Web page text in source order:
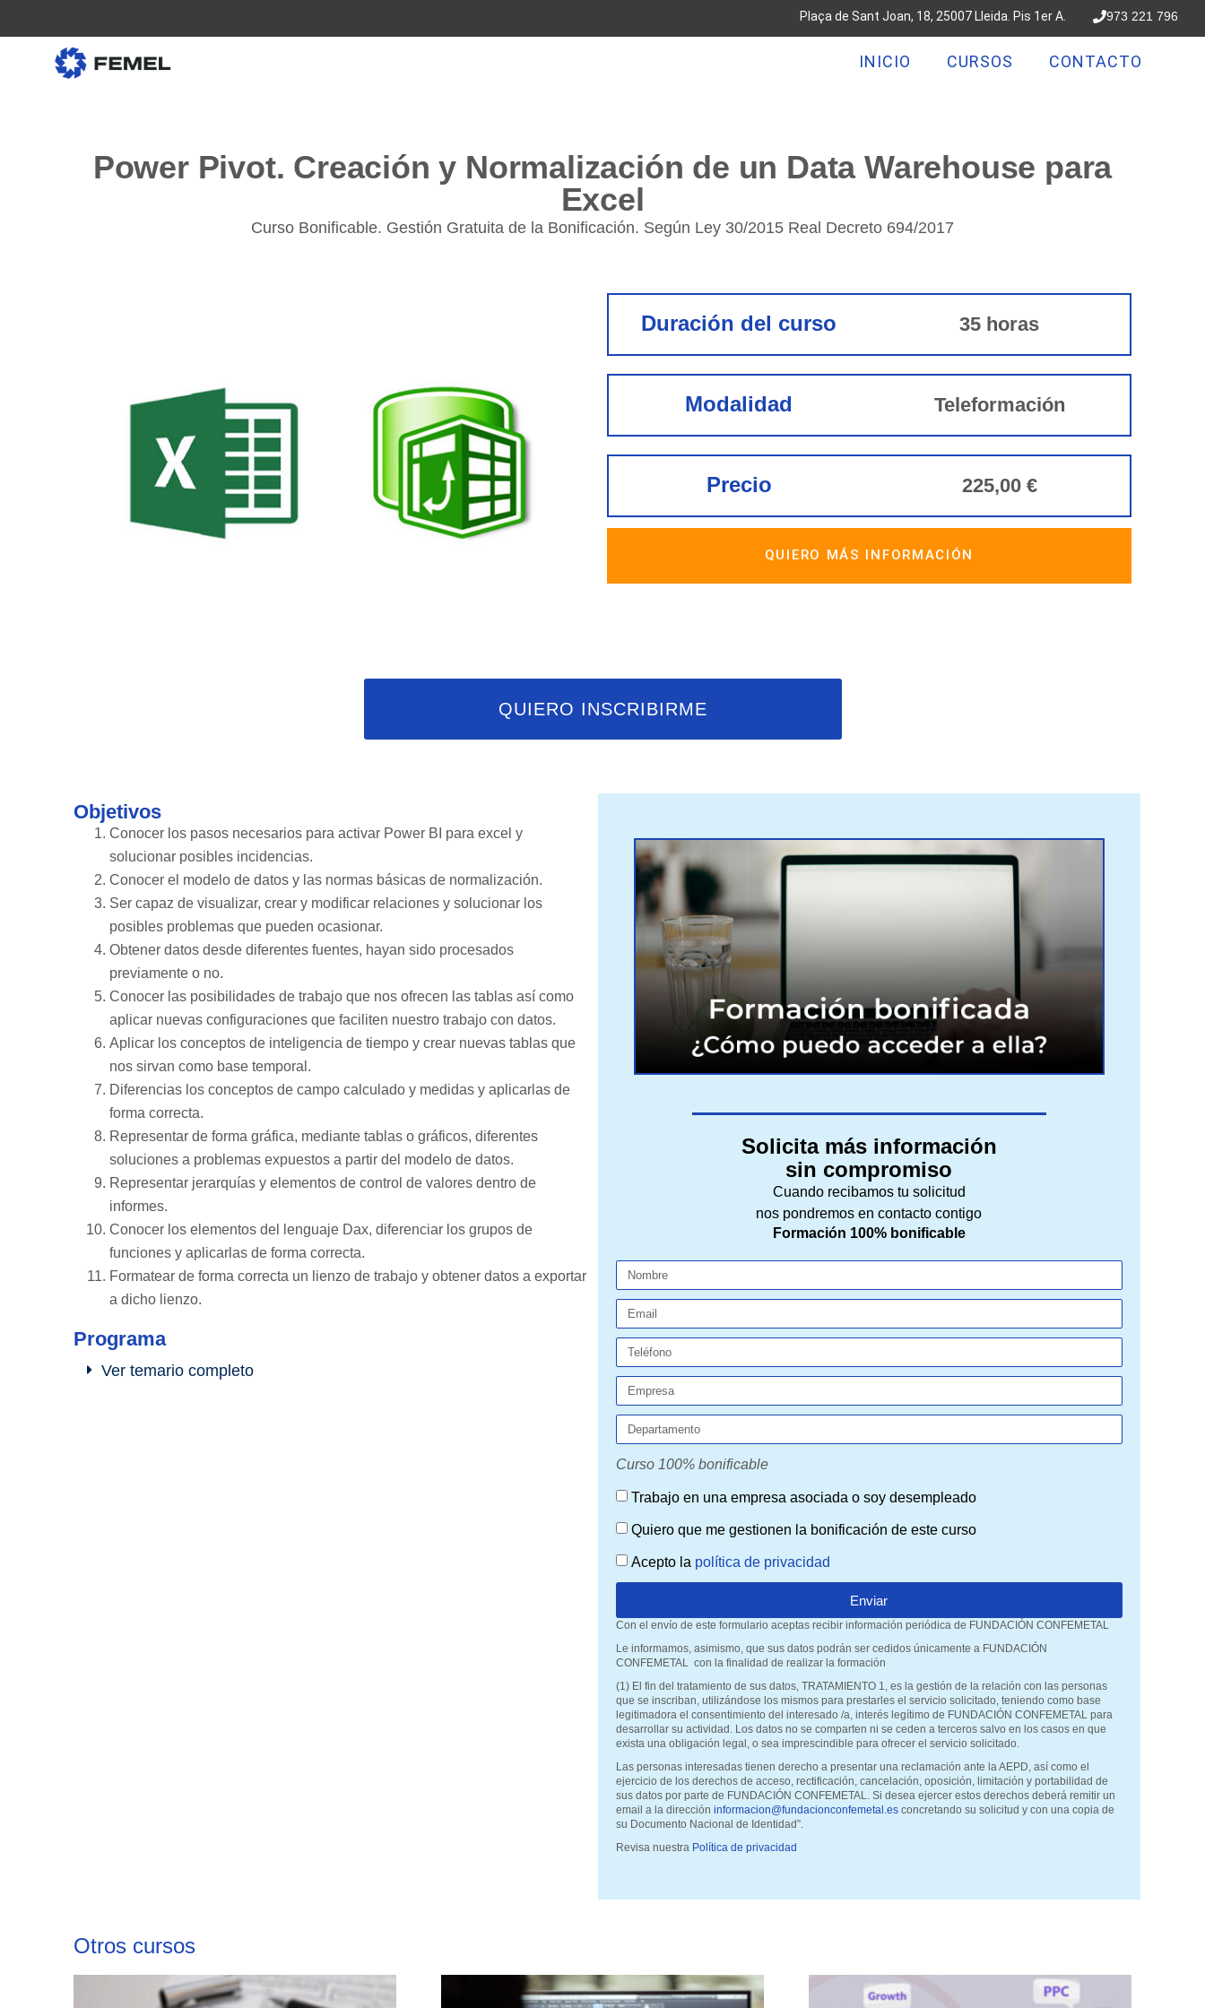
973 221 796
Plaça de Sant Joan, 18, 25007 Lleida. Pis 1er A.
INICIO CURSOS CONTACTO
Power Pivot. Creación y Normalización de un Data Warehouse para
Excel
Curso Bonificable. Gestión Gratuita de la Bonificación. Según Ley 30/2015 Real Decreto 694/2017
Duración del curso 35 horas
Modalidad Teleformación
Precio 225,00 €
QUIERO MÁS INFORMACIÓN
QUIERO INSCRIBIRME
Objetivos
Conocer los pasos necesarios para activar Power BI para excel y
solucionar posibles incidencias.
Conocer el modelo de datos y las normas básicas de normalización.
Ser capaz de visualizar, crear y modificar relaciones y solucionar los
posibles problemas que pueden ocasionar.
Obtener datos desde diferentes fuentes, hayan sido procesados
previamente o no.
Conocer las posibilidades de trabajo que nos ofrecen las tablas así­ como
aplicar nuevas configuraciones que faciliten nuestro trabajo con datos.
Aplicar los conceptos de inteligencia de tiempo y crear nuevas tablas que
nos sirvan como base temporal.
Diferencias los conceptos de campo calculado y medidas y aplicarlas de
forma correcta.
Representar de forma gráfica, mediante tablas o gráficos, diferentes
soluciones a problemas expuestos a partir del modelo de datos.
Representar jerarquí­as y elementos de control de valores dentro de
informes.
Conocer los elementos del lenguaje Dax, diferenciar los grupos de
funciones y aplicarlas de forma correcta.
Formatear de forma correcta un lienzo de trabajo y obtener datos a exportar
a dicho lienzo.
Programa
Ver temario completo
Solicita más información
sin compromiso
Cuando recibamos tu solicitud
nos pondremos en contacto contigo
Formación 100% bonificable
Curso 100% bonificable
Trabajo en una empresa asociada o soy desempleado
Quiero que me gestionen la bonificación de este curso
Acepto la política de privacidad
Enviar
Con el envío de este formulario aceptas recibir información periódica de FUNDACIÓN CONFEMETAL
Le informamos, asimismo, que sus datos podrán ser cedidos únicamente a FUNDACIÓN
CONFEMETAL con la finalidad de realizar la formación
(1) El fin del tratamiento de sus datos, TRATAMIENTO 1, es la gestión de la relación con las personas
que se inscriban, utilizándose los mismos para prestarles el servicio solicitado, teniendo como base
legitimadora el consentimiento del interesado /a, interés legítimo de FUNDACIÓN CONFEMETAL para
desarrollar su actividad. Los datos no se comparten ni se ceden a terceros salvo en los casos en que
exista una obligación legal, o sea imprescindible para ofrecer el servicio solicitado.
Las personas interesadas tienen derecho a presentar una reclamación ante la AEPD, así como el
ejercicio de los derechos de acceso, rectificación, cancelación, oposición, limitación y portabilidad de
sus datos por parte de FUNDACIÓN CONFEMETAL. Si desea ejercer estos derechos deberá remitir un
email a la dirección informacion@fundacionconfemetal.esconcretando su solicitud y con una copia de
su Documento Nacional de Identidad”.
Revisa nuestra Política de privacidad
Otros cursos